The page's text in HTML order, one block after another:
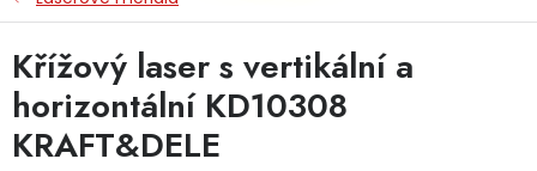
Stavba a dům
Křížový laser s vertikální a
horizontální KD10308
KRAFT&DELE